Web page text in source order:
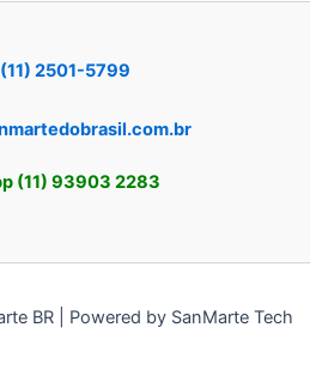
2501-5799
(11) 93903 2283
BR | Powered by SanMarte Tech